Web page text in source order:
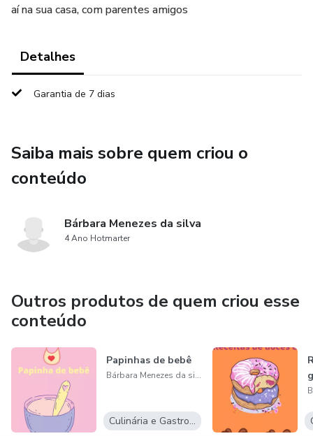
aí na sua casa, com parentes amigos
Detalhes
Garantia de 7 dias
Saiba mais sobre quem criou o
conteúdo
Bárbara Menezes da silva
4 Ano Hotmarter
Outros produtos de quem criou esse
conteúdo
Papinhas de bebê
Bárbara Menezes da silva
Culinária e Gastronomia